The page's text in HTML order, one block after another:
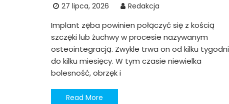
27 lipca, 2026 Redakcja
Implant zęba powinien połączyć się z kością
szczęki lub żuchwy w procesie nazywanym
osteointegracją. Zwykle trwa on od kilku tygodni
do kilku miesięcy. W tym czasie niewielka
bolesność, obrzęk i
Read More